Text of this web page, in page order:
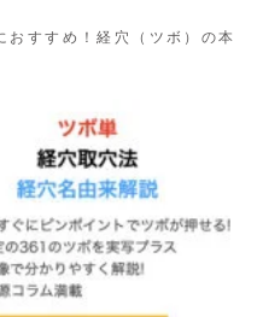
おすすめ！経穴（ツボ）の本